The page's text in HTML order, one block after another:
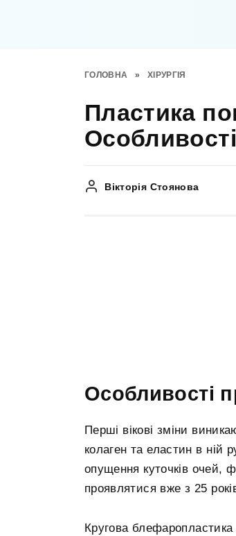
ГОЛОВНА » ХІРУРГІЯ
Пластика
Особливості
Вікторія Стоянова
Особливості
Перші вікові зміни
колаген та еластин в ній
опущення куточків очей,
проявлятися вже з 25
Кругова